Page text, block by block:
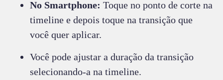
No Smartphone: Toque no ponto de corte na
timeline e depois toque na transição que
você quer aplicar.
Você pode ajustar a duração da transição
selecionando-a na timeline.